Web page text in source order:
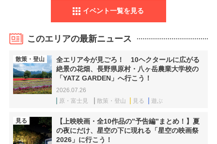
イベント一覧を見る
このエリアの最新ニュース
散策・登山
全エリア今が見ごろ！ 10ヘクタールに広がる
絶景の花畑、長野県原村・八ヶ岳農業大学校の
「YATZ GARDEN」へ行こう！
2026.07.26
原・富士見
散策・登山 見る 遊ぶ
見る
【上映映画・全10作品の”予告編”まとめ！】夏
の夜にだけ、星空の下に現れる「星空の映画祭
2026」に行こう！